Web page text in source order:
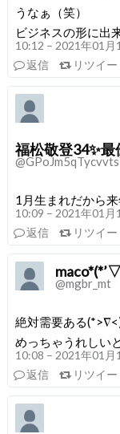
うなぁ（笑）
ビジネスの形に出
10:12 – 2021年01月
返信
リツイー
福松敬登34✨
1月生まれだから
10:09 – 2021年01月
返信
リツイー
@mgbr_mt
絶対需要ある
めっちゃうれしい
10:08 – 2021年01月
返信
リツイー